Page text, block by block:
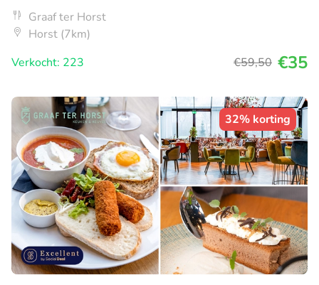
Graaf ter Horst
Horst (7km)
Verkocht: 223
€59,50 €35
32% korting